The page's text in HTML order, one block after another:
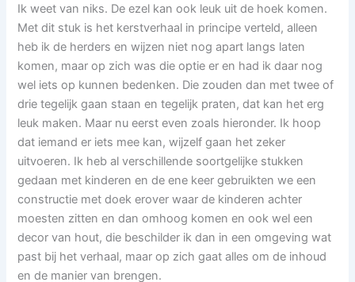
Ik weet van niks. De ezel kan ook leuk uit de hoek komen.
Met dit stuk is het kerstverhaal in principe verteld, alleen
heb ik de herders en wijzen niet nog apart langs laten
komen, maar op zich was die optie er en had ik daar nog
wel iets op kunnen bedenken. Die zouden dan met twee of
drie tegelijk gaan staan en tegelijk praten, dat kan het erg
leuk maken. Maar nu eerst even zoals hieronder. Ik hoop
dat iemand er iets mee kan, wijzelf gaan het zeker
uitvoeren. Ik heb al verschillende soortgelijke stukken
gedaan met kinderen en de ene keer gebruikten we een
constructie met doek erover waar de kinderen achter
moesten zitten en dan omhoog komen en ook wel een
decor van hout, die beschilder ik dan in een omgeving wat
past bij het verhaal, maar op zich gaat alles om de inhoud
en de manier van brengen.